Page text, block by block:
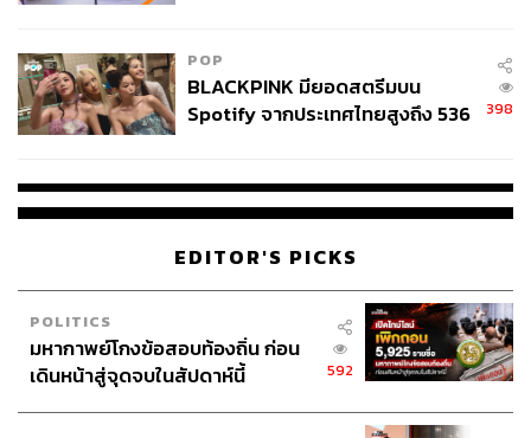
POP
BLACKPINK มียอดสตรีมบน
Spotify จากประเทศไทยสูงถึง 536
398
EDITOR'S PICKS
POLITICS
มหากาพย์โกงข้อสอบท้องถิ่น ก่อน
เดินหน้าสู่จุดจบในสัปดาห์นี้
592